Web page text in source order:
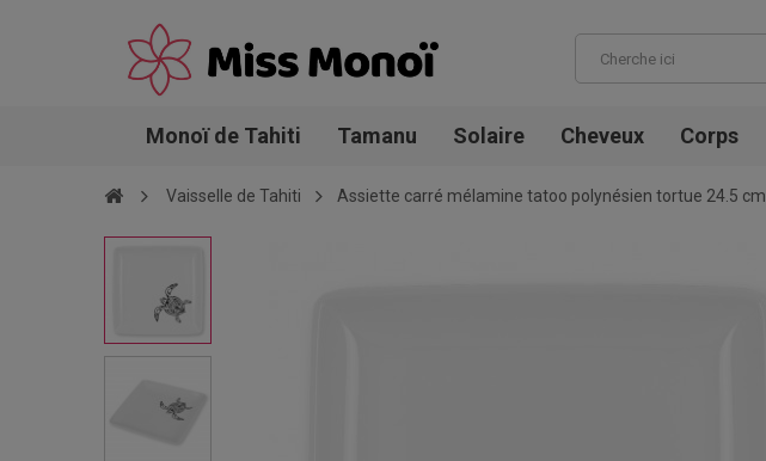
Monoï de Tahiti Tamanu Solaire Cheveux Corps
Vaisselle de Tahiti Assiette carré mélamine tatoo polynésien tortue 24.5 cm